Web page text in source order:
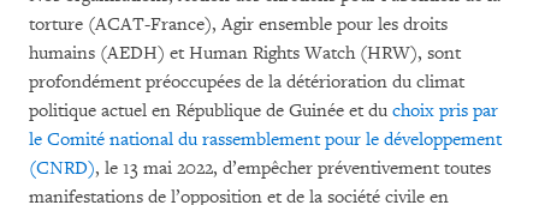
torture (ACAT-France), Agir ensemble pour les droits
humains (AEDH) et Human Rights Watch (HRW), sont
profondément préoccupées de la détérioration du climat
politique actuel en République de Guinée et du choix pris par
le Comité national du rassemblement pour le développement
(CNRD), le 13 mai 2022, d’empêcher préventivement toutes
manifestations de l’opposition et de la société civile en